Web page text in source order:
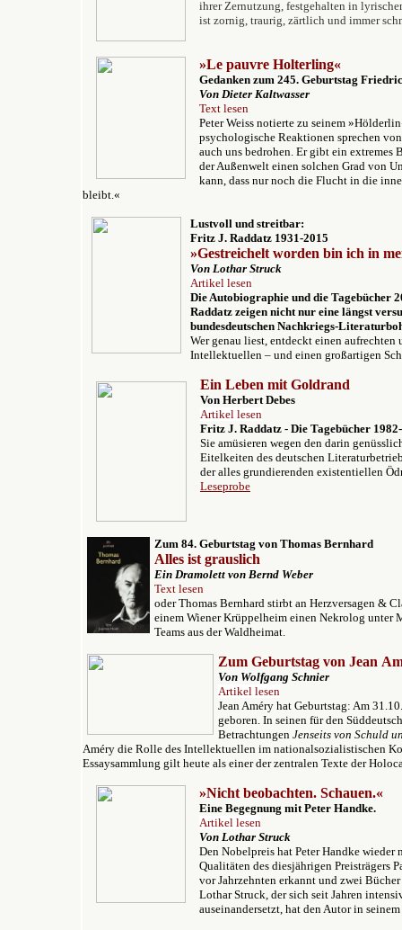
ihrer Zernutzung, festgehalten in
ist zornig, traurig, zärtlich und immer
»Le pauvre Holterling«
Gedanken zum 245. Geburtstag
Von Dieter Kaltwasser
Text lesen
Peter Weiss notierte zu seinem
psychologische Reaktionen sprechen
auch uns bedrohen. Er gibt ein extremes
der Außenwelt einen solchen Grad von
kann, dass nur noch die Flucht in die
bleibt.«
Lustvoll und streitbar:
Fritz J. Raddatz 1931-2015
»Gestreichelt worden bin ich in
Von Lothar Struck
Artikel lesen
Die Autobiographie und die Tagebücher
Raddatz zeigen nicht nur eine längst
bundesdeutschen Nachkriegs-
Wer genau liest, entdeckt einen aufrechten
Intellektuellen – und einen großartigen
Ein Leben mit Goldrand
Von Herbert Debes
Artikel lesen
Fritz J. Raddatz - Die Tagebücher
Sie amüsieren wegen den darin
Eitelkeiten des deutschen
der alles grundierenden existentiellen
Leseprobe
Zum 84. Geburtstag von Thomas Bernhard
Alles ist grauslich
Ein Dramolett von Bernd Weber
Text lesen
oder Thomas Bernhard stirbt an Herzversagen &
einem Wiener Krüppelheim einen Nekrolog unter
Teams aus der Waldheimat.
Zum Geburtstag von Jean
Von Wolfgang Schnier
Artikel lesen
Jean Améry hat Geburtstag: Am
geboren. In seinen für den
Betrachtungen Jenseits von Schuld
Améry die Rolle des Intellektuellen im nationalsozialistischen
Essaysammlung gilt heute als einer der zentralen Texte der
»Nicht beobachten. Schauen.«
Eine Begegnung mit Peter Handke.
Artikel lesen
Von Lothar Struck
Den Nobelpreis hat Peter Handke wieder
Qualitäten des diesjährigen Preisträgers
vor Jahrzehnten erkannt und zwei Bücher
Lothar Struck, der sich seit Jahren
auseinandersetzt, hat den Autor in